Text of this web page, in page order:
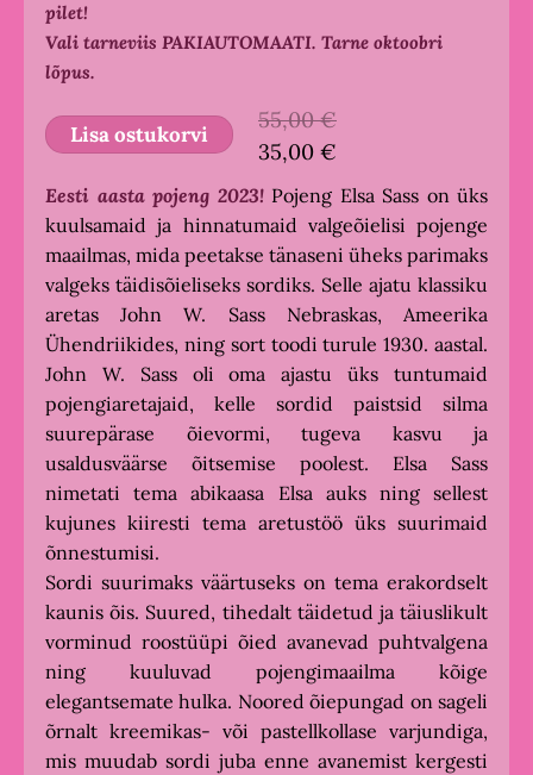
pilet!
Vali tarneviis PAKIAUTOMAATI. Tarne oktoobri
lõpus.
Lisa ostukorvi
55,00 €
35,00 €
Eesti aasta pojeng 2023! Pojeng Elsa Sass on üks
kuulsamaid ja hinnatumaid valgeõielisi pojenge
maailmas, mida peetakse tänaseni üheks parimaks
valgeks täidisõieliseks sordiks. Selle ajatu klassiku
aretas John W. Sass Nebraskas, Ameerika
Ühendriikides, ning sort toodi turule 1930. aastal.
John W. Sass oli oma ajastu üks tuntumaid
pojengiaretajaid, kelle sordid paistsid silma
suurepärase õievormi, tugeva kasvu ja
usaldusväärse õitsemise poolest. Elsa Sass
nimetati tema abikaasa Elsa auks ning sellest
kujunes kiiresti tema aretustöö üks suurimaid
õnnestumisi.
Sordi suurimaks väärtuseks on tema erakordselt
kaunis õis. Suured, tihedalt täidetud ja täiuslikult
vorminud roostüüpi õied avanevad puhtvalgena
ning kuuluvad pojengimaailma kõige
elegantsemate hulka. Noored õiepungad on sageli
õrnalt kreemikas- või pastellkollase varjundiga,
mis muudab sordi juba enne avanemist kergesti